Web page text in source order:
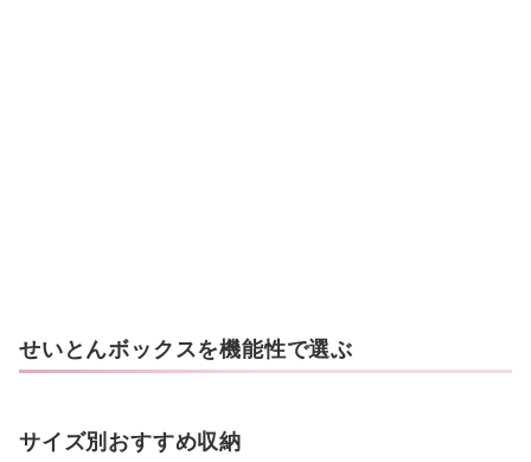
せいとんボックスを機能性で選ぶ
サイズ別おすすめ収納